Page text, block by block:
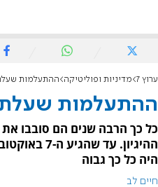
ערוץ 7 מדיניות ופוליטיקה ההתעלמות
ההתעלמות
כל כך הרבה שנים הם סובבו
ההיגיון. עד
היה כל כך גבוה
חיים לב